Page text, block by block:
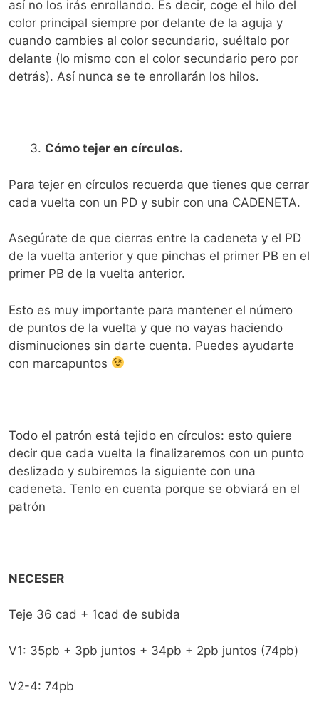
así no los irás enrollando. Es decir, coge el hilo del
color principal siempre por delante de la aguja y
cuando cambies al color secundario, suéltalo por
delante (lo mismo con el color secundario pero por
detrás). Así nunca se te enrollarán los hilos.
Cómo tejer en círculos.
Para tejer en círculos recuerda que tienes que cerrar
cada vuelta con un PD y subir con una CADENETA.
Asegúrate de que cierras entre la cadeneta y el PD
de la vuelta anterior y que pinchas el primer PB en el
primer PB de la vuelta anterior.
Esto es muy importante para mantener el número
de puntos de la vuelta y que no vayas haciendo
disminuciones sin darte cuenta. Puedes ayudarte
con marcapuntos
Todo el patrón está tejido en círculos: esto quiere
decir que cada vuelta la finalizaremos con un punto
deslizado y subiremos la siguiente con una
cadeneta. Tenlo en cuenta porque se obviará en el
patrón
NECESER
Teje 36 cad + 1cad de subida
V1: 35pb + 3pb juntos + 34pb + 2pb juntos (74pb)
V2-4: 74pb